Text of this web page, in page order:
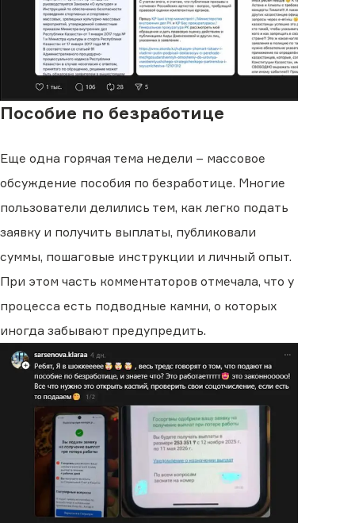
Пособие по безработице
Еще одна горячая тема недели – массовое
обсуждение пособия по безработице. Многие
пользователи делились тем, как легко подать
заявку и получить выплаты, публиковали
суммы, пошаговые инструкции и личный опыт.
При этом часть комментаторов отмечала, что у
процесса есть подводные камни, о которых
иногда забывают предупредить.